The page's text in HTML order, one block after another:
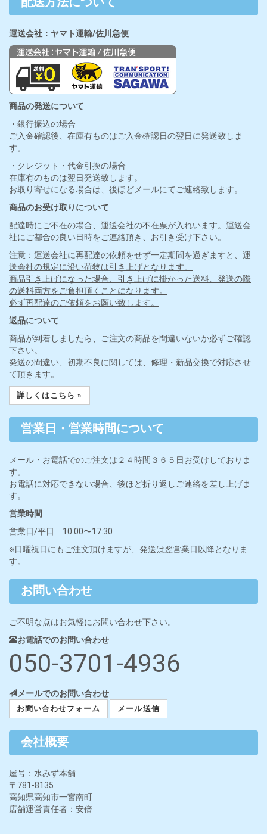
運送会社：ヤマト運輸/佐川急便
商品の発送について
・銀行振込の場合
ご入金確認後、在庫有ものはご入金確認日の翌日に発送致しま
す。
・クレジット・代金引換の場合
在庫有のものは翌日発送致します。
お取り寄せになる場合は、後ほどメールにてご連絡致します。
商品のお受け取りについて
配達時にご不在の場合、運送会社の不在票が入れいます。運送会
社にご都合の良い日時をご連絡頂き、お引き受け下さい。
注意：運送会社に再配達の依頼をせず一定期間を過ぎますと、運
送会社の規定に沿い荷物は引き上げとなります。
商品引き上げになった場合、引き上げに掛かった送料、発送の際
の送料両方をご負担頂くことになります。
必ず再配達のご依頼をお願い致します。
返品について
商品が到着しましたら、ご注文の商品を間違いないか必ずご確認
下さい。
発送の間違い、初期不良に関しては、修理・新品交換で対応させ
て頂きます。
詳しくはこちら »
営業日・営業時間について
メール・お電話でのご注文は２４時間３６５日お受けしておりま
す。
お電話に対応できない場合、後ほど折り返しご連絡を差し上げま
す。
営業時間
営業日/平日 10:00〜17:30
※日曜祝日にもご注文頂けますが、発送は翌営業日以降となりま
す。
お問い合わせ
ご不明な点はお気軽にお問い合わせ下さい。
お電話でのお問い合わせ
050-3701-4936
メールでのお問い合わせ
お問い合わせフォーム メール送信
会社概要
屋号：水みず本舗
〒781-8135
高知県高知市一宮南町
店舗運営責任者：安倍